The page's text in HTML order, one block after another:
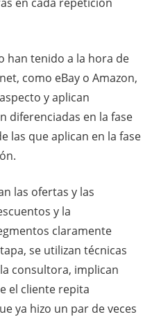
han tenido a la hora de
como eBay o Amazon,
y aplican
diferenciadas en la fase
las que aplican en la fase
las ofertas y las
y la
claramente
se utilizan técnicas
consultora, implican
el cliente repita
ya hizo un par de veces